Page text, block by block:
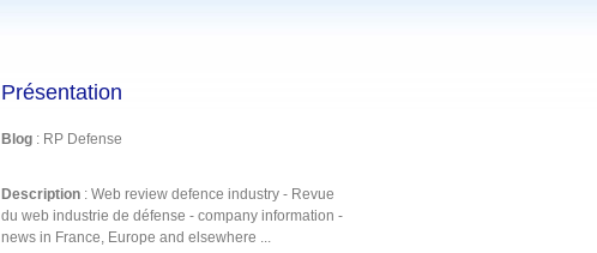
Présentation
Blog : RP Defense
Description : Web review defence industry - Revue
du web industrie de défense - company information -
news in France, Europe and elsewhere ...